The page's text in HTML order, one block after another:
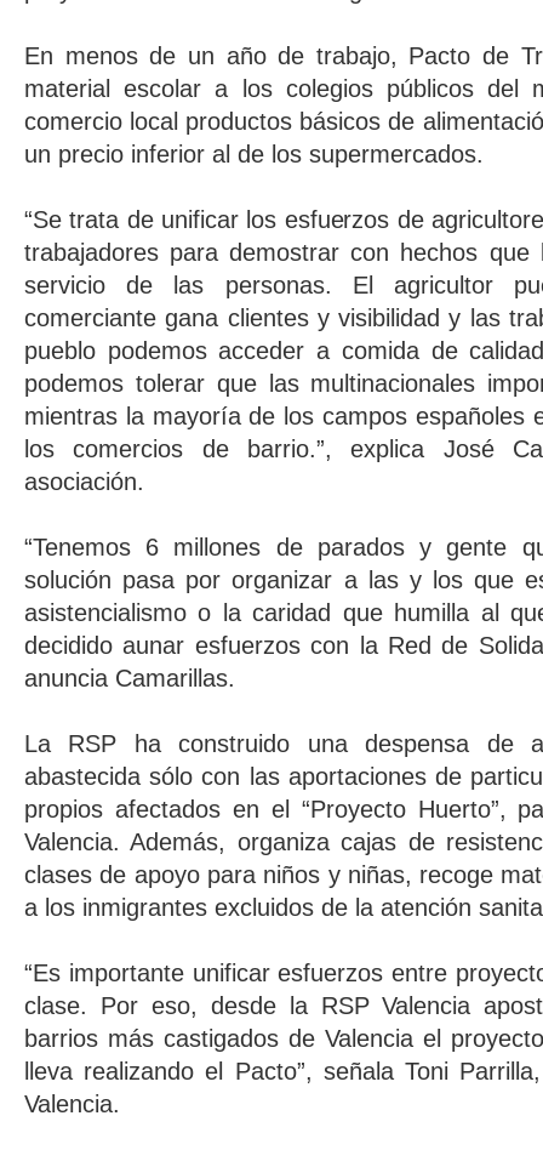
En menos de un año de trabajo, Pacto de
material escolar a los colegios públicos del
comercio local productos básicos de
un precio inferior al de los supermercados.
“Se trata de unificar los esfuerzos de
trabajadores para demostrar con hechos
servicio de las personas. El agricultor
comerciante gana clientes y visibilidad y las
pueblo podemos acceder a comida de
podemos tolerar que las multinacionales
mientras la mayoría de los campos españoles
los comercios de barrio.”, explica José
asociación.
“Tenemos 6 millones de parados y gente
solución pasa por organizar a las y los que
asistencialismo o la caridad que humilla al
decidido aunar esfuerzos con la Red de
anuncia Camarillas.
La RSP ha construido una despensa de
abastecida sólo con las aportaciones de
propios afectados en el “Proyecto Huerto”,
Valencia. Además, organiza cajas de
clases de apoyo para niños y niñas, recoge
a los inmigrantes excluidos de la atención
“Es importante unificar esfuerzos entre
clase. Por eso, desde la RSP Valencia
barrios más castigados de Valencia el
lleva realizando el Pacto”, señala Toni
Valencia.